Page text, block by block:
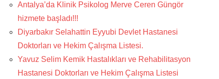
Antalya’da Klinik Psikolog Merve Ceren Güngör
hizmete başladı!!!
Diyarbakır Selahattin Eyyubi Devlet Hastanesi
Doktorları ve Hekim Çalışma Listesi.
Yavuz Selim Kemik Hastalıkları ve Rehabilitasyon
Hastanesi Doktorları ve Hekim Çalışma Listesi